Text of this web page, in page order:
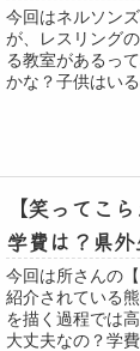
今回はネルソン
が、レスリング
る教室があるっ
かな？子供はい
【笑ってこ
学費は？県
今回は所さんの
紹介されている
を描く過程では
大丈夫なの？学